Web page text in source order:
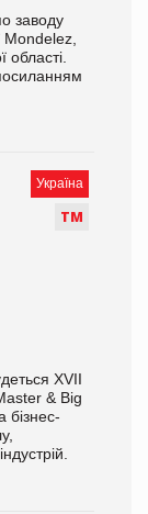
заводу
Mondelez,
Україна
ТМ
XVII
& Big